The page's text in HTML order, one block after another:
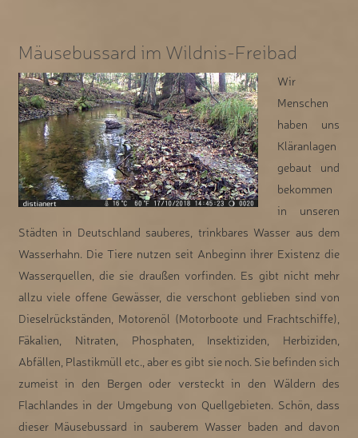
Mäusebussard im Wildnis-Freibad
Wir
Menschen
haben uns
Kläranlagen
gebaut und
bekommen
in unseren
Städten in Deutschland sauberes, trinkbares Wasser aus dem
Wasserhahn. Die Tiere nutzen seit Anbeginn ihrer Existenz die
Wasserquellen, die sie draußen vorfinden. Es gibt nicht mehr
allzu viele offene Gewässer, die verschont geblieben sind von
Dieselrückständen, Motorenöl (Motorboote und Frachtschiffe),
Fäkalien, Nitraten, Phosphaten, Insektiziden, Herbiziden,
Abfällen, Plastikmüll etc., aber es gibt sie noch. Sie befinden sich
zumeist in den Bergen oder versteckt in den Wäldern des
Flachlandes in der Umgebung von Quellgebieten. Schön, dass
dieser Mäusebussard in sauberem Wasser baden and davon